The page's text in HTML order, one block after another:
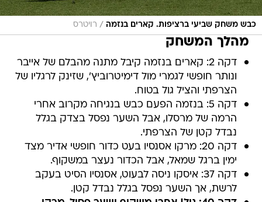
כבש משחק שביעי ברציפות. קארים בנזמה / רויטרס
מהלך המשחק
דקה 2: קארים בנזמה קיבל מתנה מהבלם של אייבר
ונותר חופשי לגמרי מול דימיטרוביץ', שזינק לרגליו של
הצרפתי והציל גול בטוח.
דקה 5: בנזמה הפעם כבש בנגיחה מקרוב אחרי
הרמה של מרסלו, אבל השער נפסל בצדק בגלל
נבדל קטן של הצרפתי.
דקה 20: מרקו אסנסיו בעט כדור חופשי אדיר מצד
ימין ברגל שמאל, אבל הכדור נעצר במשקוף.
דקה 37: איסקו ניסה לבעוט, אסנסיו הסיט בעקב
לרשת, אך השער נפסל בגלל נבדל קטן.